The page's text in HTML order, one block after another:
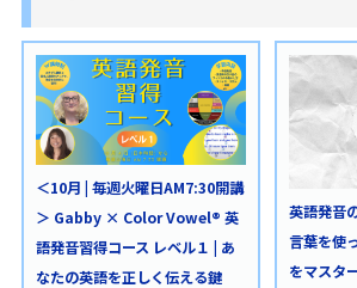
＜10月 | 毎週火曜日AM7:30開講
＞ Gabby × Color Vowel® 英
語発音習得コース レベル１ | あ
なたの英語を正しく伝える鍵
英語発音
言葉を使
をマスタ